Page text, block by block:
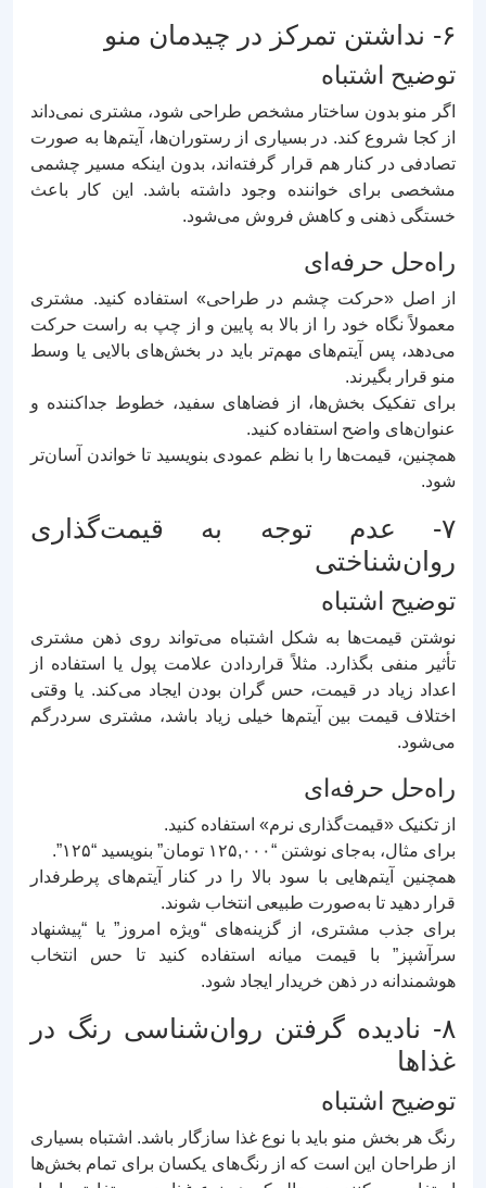
۶- نداشتن تمرکز در چیدمان منو
توضیح اشتباه
اگر منو بدون ساختار مشخص طراحی شود، مشتری نمی‌داند
از کجا شروع کند. در بسیاری از رستوران‌ها، آیتم‌ها به صورت
تصادفی در کنار هم قرار گرفته‌اند، بدون اینکه مسیر چشمی
مشخصی برای خواننده وجود داشته باشد. این کار باعث
خستگی ذهنی و کاهش فروش می‌شود.
راه‌حل حرفه‌ای
از اصل «حرکت چشم در طراحی» استفاده کنید. مشتری
معمولاً نگاه خود را از بالا به پایین و از چپ به راست حرکت
می‌دهد، پس آیتم‌های مهم‌تر باید در بخش‌های بالایی یا وسط
منو قرار بگیرند.
برای تفکیک بخش‌ها، از فضاهای سفید، خطوط جداکننده و
عنوان‌های واضح استفاده کنید.
همچنین، قیمت‌ها را با نظم عمودی بنویسید تا خواندن آسان‌تر
شود.
۷- عدم توجه به قیمت‌گذاری
روان‌شناختی
توضیح اشتباه
نوشتن قیمت‌ها به شکل اشتباه می‌تواند روی ذهن مشتری
تأثیر منفی بگذارد. مثلاً قراردادن علامت پول یا استفاده از
اعداد زیاد در قیمت، حس گران بودن ایجاد می‌کند. یا وقتی
اختلاف قیمت بین آیتم‌ها خیلی زیاد باشد، مشتری سردرگم
می‌شود.
راه‌حل حرفه‌ای
از تکنیک «قیمت‌گذاری نرم» استفاده کنید.
برای مثال، به‌جای نوشتن “۱۲۵,۰۰۰ تومان” بنویسید “۱۲۵”.
همچنین آیتم‌هایی با سود بالا را در کنار آیتم‌های پرطرفدار
قرار دهید تا به‌صورت طبیعی انتخاب شوند.
برای جذب مشتری، از گزینه‌های “ویژه امروز” یا “پیشنهاد
سرآشپز” با قیمت میانه استفاده کنید تا حس انتخاب
هوشمندانه در ذهن خریدار ایجاد شود.
۸- نادیده گرفتن روان‌شناسی رنگ در
غذاها
توضیح اشتباه
رنگ هر بخش منو باید با نوع غذا سازگار باشد. اشتباه بسیاری
از طراحان این است که از رنگ‌های یکسان برای تمام بخش‌ها